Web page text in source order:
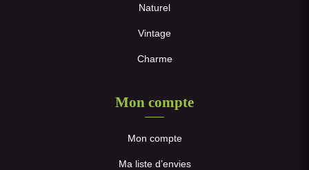
Naturel
Vintage
Charme
Mon compte
Mon compte
Ma liste d’envies